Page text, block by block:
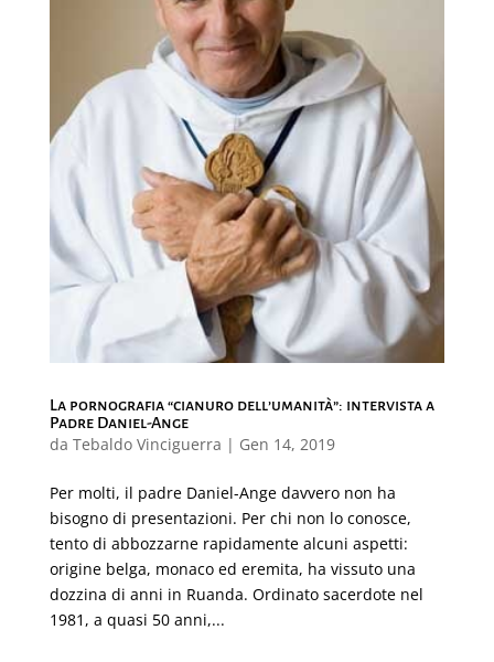
La pornografia “cianuro dell’umanità”: intervista a
Padre Daniel-Ange
da Tebaldo Vinciguerra | Gen 14, 2019
Per molti, il padre Daniel-Ange davvero non ha
bisogno di presentazioni. Per chi non lo conosce,
tento di abbozzarne rapidamente alcuni aspetti:
origine belga, monaco ed eremita, ha vissuto una
dozzina di anni in Ruanda. Ordinato sacerdote nel
1981, a quasi 50 anni,...